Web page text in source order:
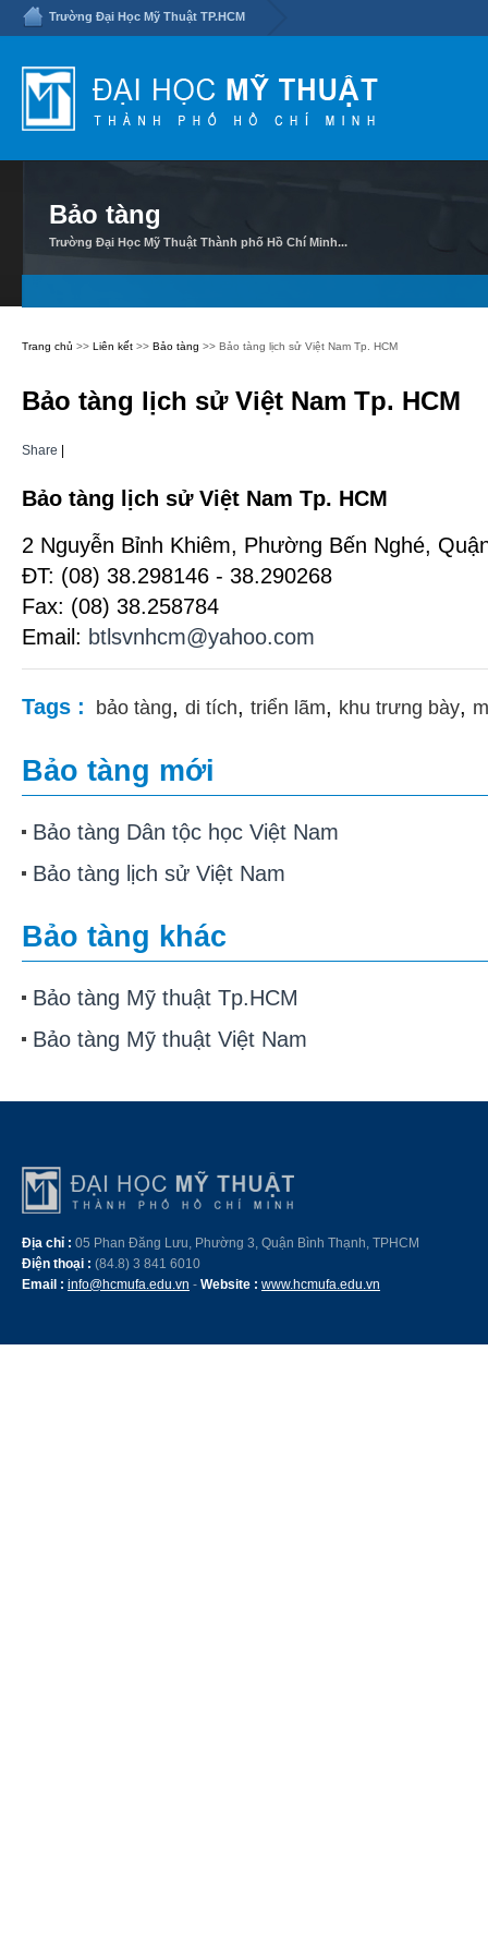
Trường Đại Học Mỹ Thuật TP.HCM
Bảo tàng
Trường Đại Học Mỹ Thuật Thành phố Hồ Chí Minh...
Trang chủ >> Liên kết >> Bảo tàng >> Bảo tàng lịch sử Việt Nam Tp. HCM
Bảo tàng lịch sử Việt Nam Tp. HCM
Share
Bảo tàng lịch sử Việt Nam Tp. HCM
2 Nguyễn Bỉnh Khiêm, Phường Bến Nghé,
ĐT: (08) 38.298146 - 38.290268
Fax: (08) 38.258784
Email: btlsvnhcm@yahoo.com
Tags : bảo tàng, di tích, triển lãm, khu trưng bày,
Bảo tàng mới
Bảo tàng Dân tộc học Việt Nam
Bảo tàng lịch sử Việt Nam
Bảo tàng khác
Bảo tàng Mỹ thuật Tp.HCM
Bảo tàng Mỹ thuật Việt Nam
Địa chỉ : 05 Phan Đăng Lưu, Phường 3, Quận Bình Thạnh, TPHCM
Điện thoại : (84.8) 3 841 6010
Email : info@hcmufa.edu.vn - Website : www.hcmufa.edu.vn